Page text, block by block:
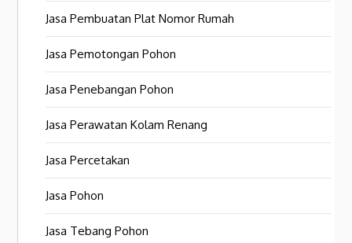
Jasa Pembuatan Plat Nomor Rumah
Jasa Pemotongan Pohon
Jasa Penebangan Pohon
Jasa Perawatan Kolam Renang
Jasa Percetakan
Jasa Pohon
Jasa Tebang Pohon